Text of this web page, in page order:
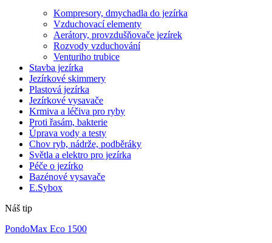
Kompresory, dmychadla do jezírka
Vzduchovací elementy
Aerátory, provzdušňovače jezírek
Rozvody vzduchování
Venturiho trubice
Stavba jezírka
Jezírkové skimmery
Plastová jezírka
Jezírkové vysavače
Krmiva a léčiva pro ryby
Proti řasám, bakterie
Úprava vody a testy
Chov ryb, nádrže, podběráky
Světla a elektro pro jezírka
Péče o jezírko
Bazénové vysavače
E.Sybox
Náš tip
PondoMax Eco 1500